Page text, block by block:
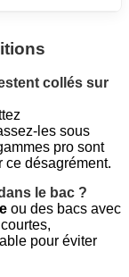
collés sur
les sous
pro sont
ce désagrément.
le bac ?
ou des bacs avec
pour éviter